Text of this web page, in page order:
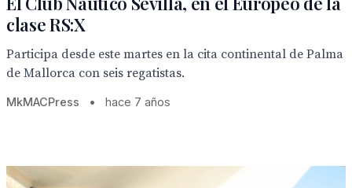
clase RS:X
Participa desde este martes en la cita continental de Palma
de Mallorca con seis regatistas.
MkMACPress • hace 7 años